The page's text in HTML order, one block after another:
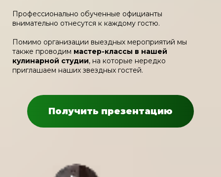
Профессионально обученные официанты
внимательно отнесутся к каждому гостю.
Помимо организации выездных мероприятий мы
также проводим мастер-классы в нашей
кулинарной студии, на которые нередко
приглашаем наших звездных гостей.
Получить презентацию